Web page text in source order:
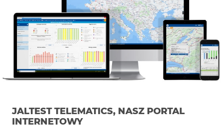
JALTEST TELEMATICS, NASZ PORTAL
INTERNETOWY